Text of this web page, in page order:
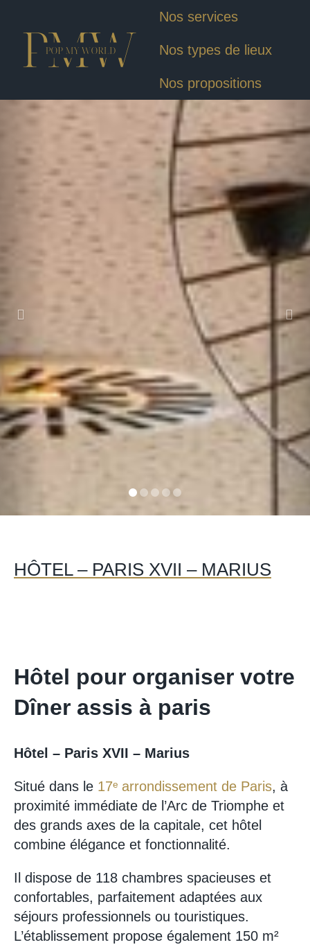
Nos services
Nos types de lieux
Nos propositions
HÔTEL – PARIS XVII – MARIUS
Hôtel pour organiser votre
Dîner assis à paris
Hôtel – Paris XVII – Marius
Situé dans le 17ᵉ arrondissement de Paris, à
proximité immédiate de l’Arc de Triomphe et
des grands axes de la capitale, cet hôtel
combine élégance et fonctionnalité.
Il dispose de 118 chambres spacieuses et
confortables, parfaitement adaptées aux
séjours professionnels ou touristiques.
L’établissement propose également 150 m²